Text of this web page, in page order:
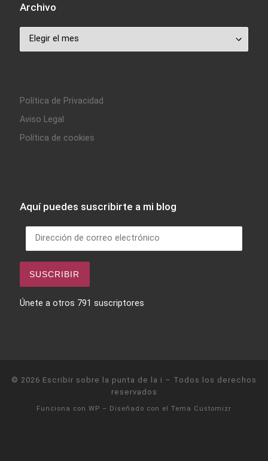
Archivo
Archivo
Política de Privacidad
Aviso Legal
Política de cookies
Aquí puedes suscribirte a mi blog
Dirección de correo electrónico
SUSCRIBIR
Únete a otros 791 suscriptores
© 2026 Escribir sobre la punta de la i – Todos los derechos
reservados
Funciona con WP – Diseñado con el Tema Customizr